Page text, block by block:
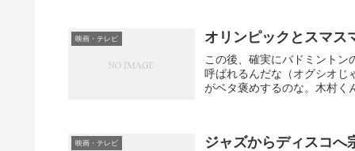
映画・テレビ オリンピックとスマス
この後、確実にバドミントン
呼ばれるんだな（オグシオ
がベタ褒めするのな。木村く
映画・テレビ ジャズからディスコへ